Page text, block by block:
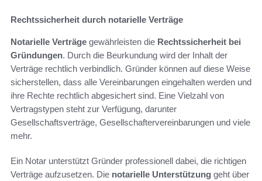
Rechtssicherheit durch notarielle Verträge
Notarielle Verträge gewährleisten die Rechtssicherheit bei
Gründungen. Durch die Beurkundung wird der Inhalt der
Verträge rechtlich verbindlich. Gründer können auf diese Weise
sicherstellen, dass alle Vereinbarungen eingehalten werden und
ihre Rechte rechtlich abgesichert sind. Eine Vielzahl von
Vertragstypen steht zur Verfügung, darunter
Gesellschaftsverträge, Gesellschaftervereinbarungen und viele
mehr.
Ein Notar unterstützt Gründer professionell dabei, die richtigen
Verträge aufzusetzen. Die notarielle Unterstützung geht über